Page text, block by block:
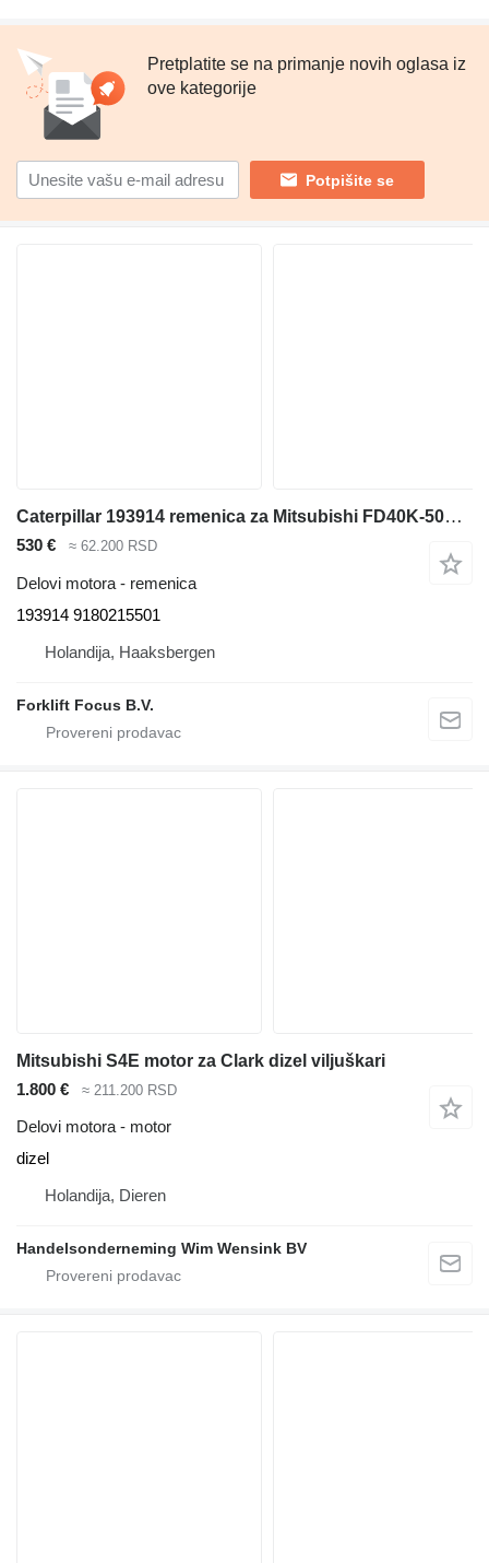
Pretplatite se na primanje novih oglasa iz
ove kategorije
Potpišite se
Caterpillar 193914 remenica za Mitsubishi FD40K-50K, FG40KL viljuškara
530 € ≈ 62.200 RSD
Delovi motora - remenica
193914 9180215501
Holandija, Haaksbergen
Forklift Focus B.V.
Mitsubishi S4E motor za Clark dizel viljuškari
1.800 €
≈ 211.200 RSD
Delovi motora - motor
dizel
Holandija, Dieren
Handelsonderneming Wim Wensink BV